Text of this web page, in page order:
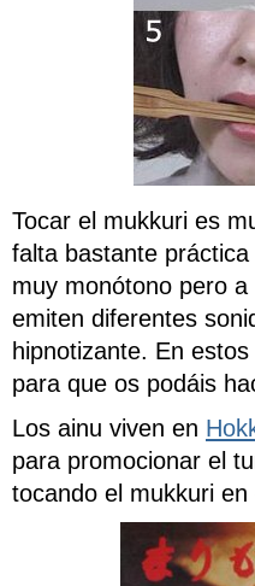
Tocar el mukkuri es
falta bastante
muy monótono pero
emiten diferentes
hipnotizante. En
para que os podáis
Los ainu viven en
para promocionar el
tocando el mukkuri en